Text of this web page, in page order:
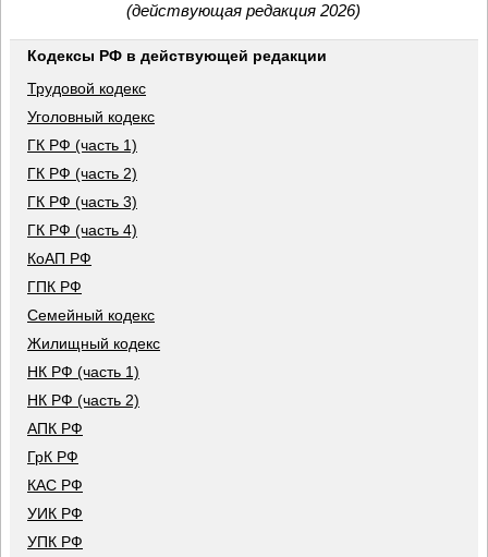
(действующая редакция 2026)
Кодексы РФ в действующей редакции
Трудовой кодекс
Уголовный кодекс
ГК РФ (часть 1)
ГК РФ (часть 2)
ГК РФ (часть 3)
ГК РФ (часть 4)
КоАП РФ
ГПК РФ
Семейный кодекс
Жилищный кодекс
НК РФ (часть 1)
НК РФ (часть 2)
АПК РФ
ГрК РФ
КАС РФ
УИК РФ
УПК РФ